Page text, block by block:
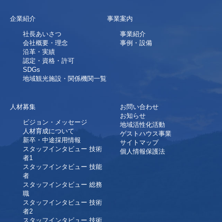
企業紹介
社長あいさつ
会社概要・理念
沿革・実績
認定・資格・許可
SDGs
地域観光施設・関係機関一覧
事業案内
事業紹介
事例・設備
人材募集
ビジョン・メッセージ
人材育成について
新卒・中途採用情報
スタッフインタビュー 技術
者1
スタッフインタビュー 技能
者
スタッフインタビュー 総務
職
スタッフインタビュー 技術
者2
スタッフインタビュー 技術
お問い合わせ
お知らせ
地域活性化活動
ゲストハウス事業
サイトマップ
個人情報保護法